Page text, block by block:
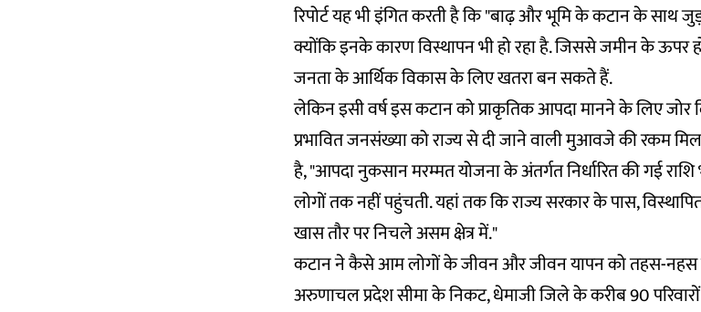
रिपोर्ट यह भी इंगित करती है कि "बाढ़ और भूमि के कटान के साथ
क्योंकि इनके कारण विस्थापन भी हो रहा है. जिससे जमीन के
जनता के आर्थिक विकास के लिए खतरा बन सकते हैं.
लेकिन इसी वर्ष इस कटान को प्राकृतिक आपदा मानने के लिए जोर
प्रभावित जनसंख्या को राज्य से दी जाने वाली मुआवजे की रकम
है, "आपदा नुकसान मरम्मत योजना के अंतर्गत निर्धारित की गई
लोगों तक नहीं पहुंचती. यहां तक कि राज्य सरकार के पास,
खास तौर पर निचले असम क्षेत्र में."
कटान ने कैसे आम लोगों के जीवन और जीवन यापन को तहस-नहस
अरुणाचल प्रदेश सीमा के निकट, धेमाजी जिले के करीब 90